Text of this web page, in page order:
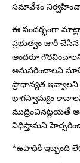
సమావేశం
ఈ సందర్భంగా
ప్రభుత్వం జారీ
అందరూ
అనుసరించాలని
ప్రాధాన్యత
భాగస్వామ్యం కావాలని
ముద్రించినట్లయతే
విధిస్తామని
*ఉపాధికి ఇబ్బంది